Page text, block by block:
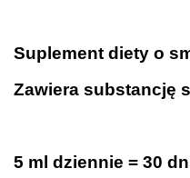
Suplement diety o
Zawiera substancję
5 ml dziennie = 30